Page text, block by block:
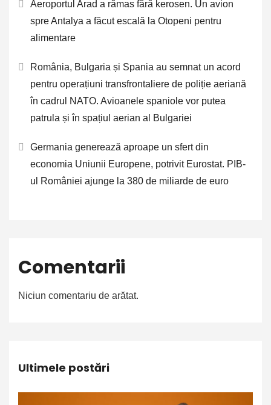
Aeroportul Arad a rămas fără kerosen. Un avion
spre Antalya a făcut escală la Otopeni pentru
alimentare
România, Bulgaria și Spania au semnat un acord
pentru operațiuni transfrontaliere de poliție aeriană
în cadrul NATO. Avioanele spaniole vor putea
patrula și în spațiul aerian al Bulgariei
Germania generează aproape un sfert din
economia Uniunii Europene, potrivit Eurostat. PIB-
ul României ajunge la 380 de miliarde de euro
Comentarii
Niciun comentariu de arătat.
Ultimele postări